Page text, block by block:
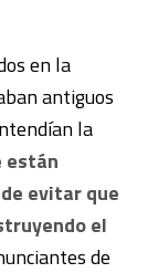
en la
antiguos
la
están
evitar que
el
de